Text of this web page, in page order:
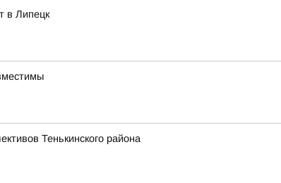
в Липецк
Тенькинского района